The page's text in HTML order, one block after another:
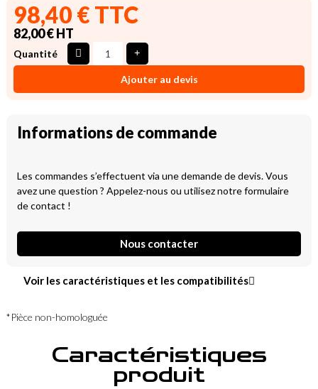
98,40 € TTC
82,00 € HT
Quantité
Ajouter au devis
Informations de commande
Les commandes s’effectuent via une demande de devis. Vous
avez une question ? Appelez-nous ou utilisez notre formulaire
de contact !
Nous contacter
Voir les caractéristiques et les compatibilités
*Pièce non-homologuée
Caractéristiques
produit